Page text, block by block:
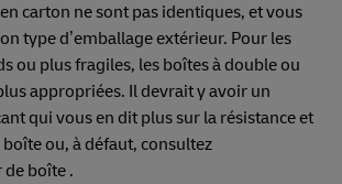
carton ne sont pas identiques, et vous
type d’emballage extérieur. Pour les
ou plus fragiles, les boîtes à double ou
appropriées. Il devrait y avoir un
qui vous en dit plus sur la résistance et
ou, à défaut, consultez
boîte .